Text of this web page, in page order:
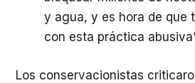
y agua, y es hora de que
con esta práctica
Los conservacionistas